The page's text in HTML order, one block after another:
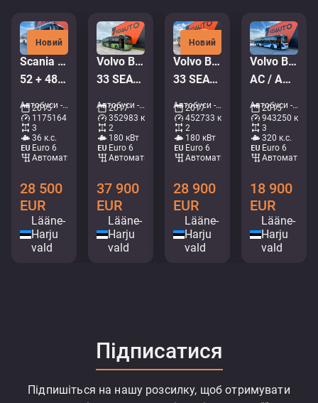
Новий
Scania Omniexpress K360 6x2
52 + 48 SEATS / EURO6
Автобуси - Міжміський автобус • M414-0696
2015
1175164 км
3
36 к.с.
Euro 6
Автоматичний
28 500
EUR
Lääne-
Harju
vald
Volvo B5LHC 7900 4x2
33 SEATS / HYBRID / AC
Автобуси - Міський автобус • M501-3084
2017
352983 км
2
180 кВт
Euro 6
Автоматичний
37 900
EUR
Lääne-
Harju
vald
Новий
Volvo B5LH 8900 HYBRID 4x2
33 SEATS / AC / AUXILIARY HEATER
Автобуси - Міський автобус • M472-1325
2017
452733 км
2
180 кВт
Euro 6
Автоматичний
28 900
EUR
Lääne-
Harju
vald
Volvo B8RLE 8900 6x2*4
AC / AUXILIARY HEATING
Автобуси - Міжміський автобус • M989-3977
2015
943250 км
3
320 к.с.
Euro 6
18 900
EUR
Lääne-
Harju
vald
Підписатися
Підпишіться на нашу розсилку, щоб отримувати